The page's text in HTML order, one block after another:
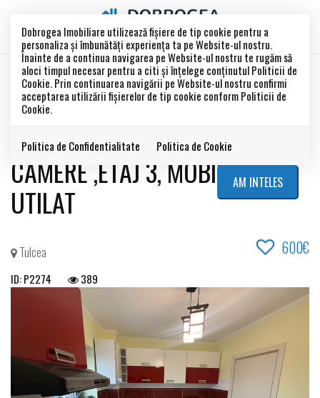
Dobrogea Imobiliare utilizează fişiere de tip cookie pentru a
personaliza și îmbunătăți experiența ta pe Website-ul nostru.
Înainte de a continua navigarea pe Website-ul nostru te rugăm să
aloci timpul necesar pentru a citi și înțelege conținutul Politicii de
Cookie. Prin continuarea navigării pe Website-ul nostru confirmi
acceptarea utilizării fişierelor de tip cookie conform Politicii de
Cookie.
Politica de Confidentialitate Politica de Cookie
AM INTELES
Acest anunt este inchiriat !
ZONA CENTRALA- BLOC NOU ,2
CAMERE ,ETAJ 3, MOBILAT SI
UTILAT
Tulcea 600€
ID: P2274 389
INCHIRIAT